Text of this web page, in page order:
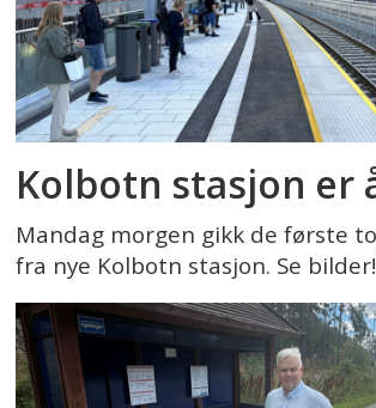
Kolbotn stasjon er
Mandag morgen gikk de første
fra nye Kolbotn stasjon. Se bilder!